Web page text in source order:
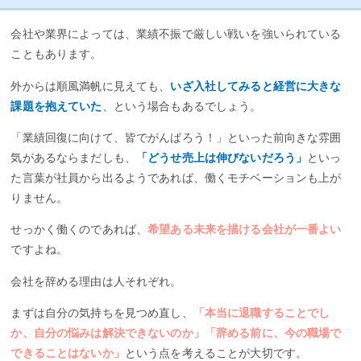
会社や業界によっては、業績不振で厳しい戦いを強いられている
こともあります。
外からは順風満帆に見えても、 いざ入社してみると経営に大きな
課題を抱えていた 、という場合もあるでしょう。
「業績回復に向けて、皆でがんばろう！」といった前向きな雰囲
気があるならまだしも、
「どうせ売上は伸びないだろう」 といっ
た言葉が社員から出るようであれば、働くモチベーションも上が
りません。
せっかく働くのであれば、希望ある未来を描ける会社が一番よい
ですよね。
会社を辞める理由は人それぞれ。
まずは自分の気持ちを見つめ直し、
「本当に退職することでし
か、自分の悩みは解決できないのか」「辞める前に、今の職場で
できることはないか」 という点を考えることが大切です。